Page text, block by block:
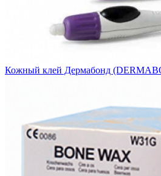
Кожный клей Дермабонд